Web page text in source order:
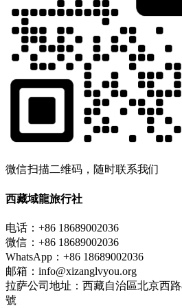
微信扫描二维码，随时联系我们
西藏域龍旅行社
电话：+86 18689002036
微信：+86 18689002036
WhatsApp：+86 18689002036
邮箱：info@xizanglvyou.org
拉萨公司地址：西藏自治區北京西
號